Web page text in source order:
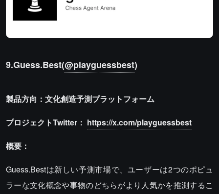
9.Guess.Best(@playguessbest)
製品方向：文化創造予測プラットフォーム
プロジェクトTwitter： https://x.com/playguessbest
概要：
Guess.Bestは新しい予測市場で、ユーザーは2つのポピュ
ラーな文化概念や事物のどちらがより人気かを推測するこ